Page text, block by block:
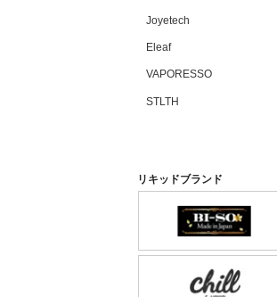
Joyetech
Eleaf
VAPORESSO
STLTH
リキッドブランド